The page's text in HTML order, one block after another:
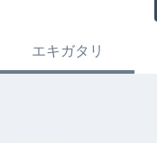
エキガタリ